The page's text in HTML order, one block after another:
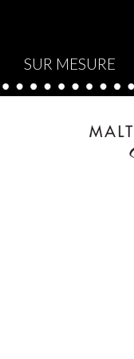
SUR MESURE